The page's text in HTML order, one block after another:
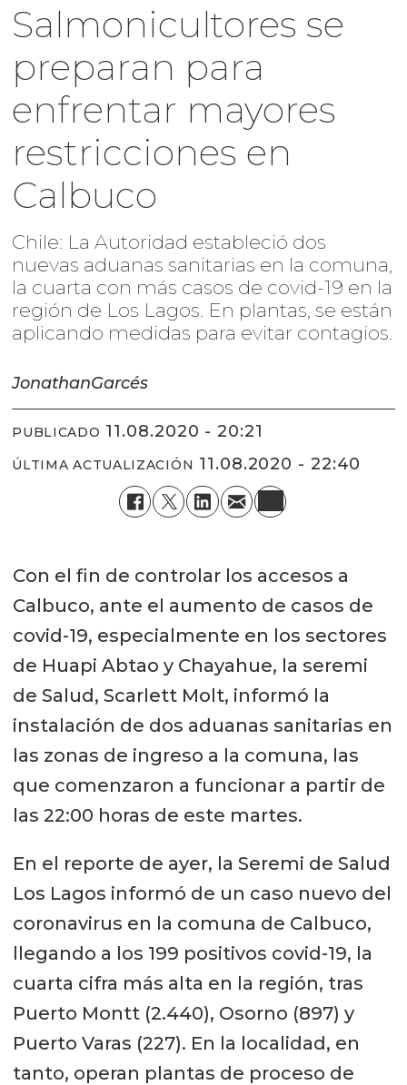
Salmonicultores se
preparan para
enfrentar mayores
restricciones en
Calbuco
Chile: La Autoridad estableció dos
nuevas aduanas sanitarias en la comuna,
la cuarta con más casos de covid-19 en la
región de Los Lagos. En plantas, se están
aplicando medidas para evitar contagios.
JonathanGarcés
PUBLICADO 11.08.2020 - 20:21
ÚLTIMA ACTUALIZACIÓN 11.08.2020 - 22:40
Con el fin de controlar los accesos a
Calbuco, ante el aumento de casos de
covid-19, especialmente en los sectores
de Huapi Abtao y Chayahue, la seremi
de Salud, Scarlett Molt, informó la
instalación de dos aduanas sanitarias en
las zonas de ingreso a la comuna, las
que comenzaron a funcionar a partir de
las 22:00 horas de este martes.
En el reporte de ayer, la Seremi de Salud
Los Lagos informó de un caso nuevo del
coronavirus en la comuna de Calbuco,
llegando a los 199 positivos covid-19, la
cuarta cifra más alta en la región, tras
Puerto Montt (2.440), Osorno (897) y
Puerto Varas (227). En la localidad, en
tanto, operan plantas de proceso de